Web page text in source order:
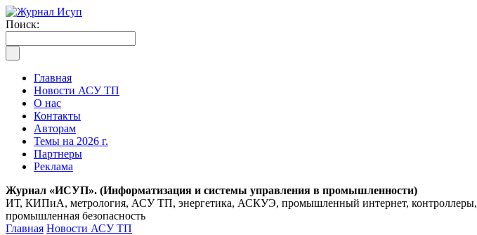
Поиск:
Главная
Новости АСУ ТП
О нас
Контакты
Авторам
Темы на 2026 г.
Партнеры
Реклама
Журнал «ИСУП». (Информатизация и системы управления в промышленности)
ИТ, КИПиА, метрология, АСУ ТП, энергетика, АСКУЭ, промышленный интернет, контроллеры,
промышленная безопасность
Главная Новости АСУ ТП